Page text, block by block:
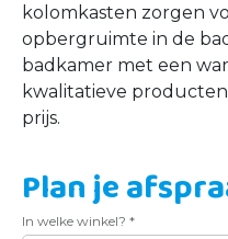
kolomkasten zorgen
opbergruimte in de
badkamer met een
kwalitatieve
prijs.
Plan je
In welke winkel? *